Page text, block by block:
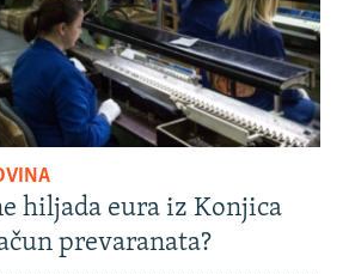
hiljada eura iz Konjica
prevaranata?